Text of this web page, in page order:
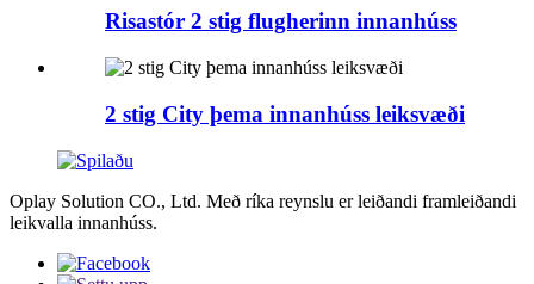
Risastór 2 stig flugherinn innanhúss
2 stig City þema innanhúss leiksvæði
Oplay Solution CO., Ltd. Með ríka reynslu er leiðandi framleiðandi
leikvalla innanhúss.